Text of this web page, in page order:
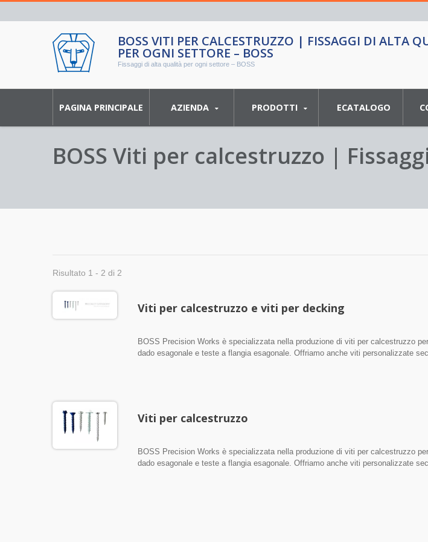
BOSS VITI PER CALCESTRUZZO | FISSAGGI DI ALTA
PER OGNI SETTORE – BOSS
Fissaggi di alta qualità per ogni settore – BOSS
PAGINA PRINCIPALE AZIENDA PRODOTTI ECATALOGO
BOSS Viti per calcestruzzo |
Settore – BOSS
Risultato 1 - 2 di 2
Viti per calcestruzzo e viti per decking
BOSS Precision Works è specializzata nella produzione di viti per calcestruzzo
dado esagonale e teste a flangia esagonale. Offriamo anche viti personalizzate
Viti per calcestruzzo
BOSS Precision Works è specializzata nella produzione di viti per calcestruzzo
dado esagonale e teste a flangia esagonale. Offriamo anche viti personalizzate